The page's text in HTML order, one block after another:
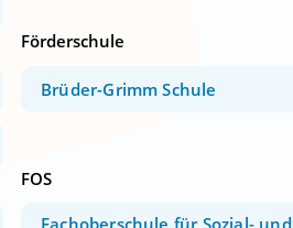
Förderschule
Brüder-Grimm Schule
FOS